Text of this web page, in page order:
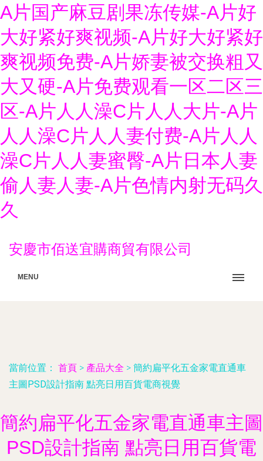
A片国产麻豆剧果冻传媒-A片好
大好紧好爽视频-A片好大好紧好
爽视频免费-A片娇妻被交换粗又
大又硬-A片免费观看一区二区三
区-A片人人澡C片人人大片-A片
人人澡C片人人妻付费-A片人人
澡C片人人妻蜜臀-A片日本人妻
偷人妻人妻-A片色情内射无码久
久
安慶市佰送宜購商貿有限公司
MENU
當前位置： 首頁 > 產品大全 > 簡約扁平化五金家電直通車
主圖PSD設計指南 點亮日用百貨電商視覺
簡約扁平化五金家電直通車主圖
PSD設計指南 點亮日用百貨電